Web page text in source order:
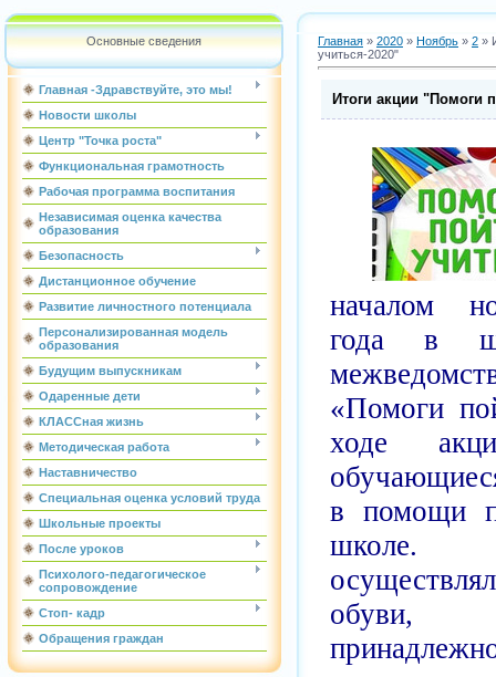
Основные сведения
Главная -Здравствуйте, это мы!
Новости школы
Центр "Точка роста"
Функциональная грамотность
Рабочая программа воспитания
Независимая оценка качества
образования
Безопасность
Дистанционное обучение
Развитие личностного потенциала
Персонализированная модель
образования
Будущим выпускникам
Одаренные дети
КЛАССная жизнь
Методическая работа
Наставничество
Специальная оценка условий труда
Школьные проекты
После уроков
Психолого-педагогическое
сопровождение
Стоп- кадр
Обращения граждан
Главная » 2020 » Ноябрь » 2 »
учиться-2020"
Итоги акции "Помоги
началом
года в
«Помоги
ходе
в помощи
обуви,